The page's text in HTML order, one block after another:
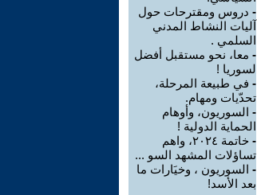
- دروس ومقترحات حول
آليات النشاط المدني
السلمي .
- معا، نحو مستقبل أفضل
لسوريا !
- في طبيعة المرحلة،
تحدّيات ومهام.
- السوريون، وأوهام
الحماية الدولية !
-
خاتمة ٢٠٢٤، واهم
تساؤلات المشهد السو ...
- السوريون ، وخيَارات ما
بعد الأسد!